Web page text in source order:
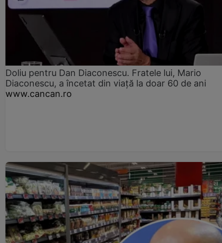
Doliu pentru Dan Diaconescu. Fratele lui, Mario
Diaconescu, a încetat din viață la doar 60 de ani
www.cancan.ro